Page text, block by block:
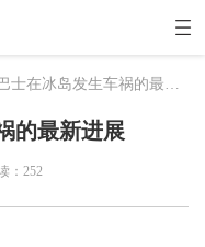
在冰岛发生车祸的最新进展
的最新进展
： 252